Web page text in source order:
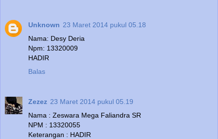
Unknown 23 Maret 2014 pukul 05.18
Nama: Desy Deria
Npm: 13320009
HADIR
Balas
Zezez 23 Maret 2014 pukul 05.19
Nama : Zeswara Mega Faliandra SR
NPM : 13320055
Keterangan : HADIR